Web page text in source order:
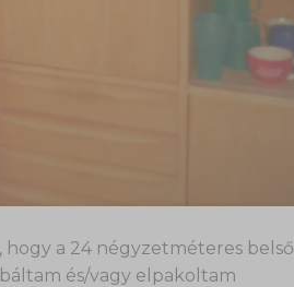
a 24 négyzetméteres belső
és/vagy elpakoltam